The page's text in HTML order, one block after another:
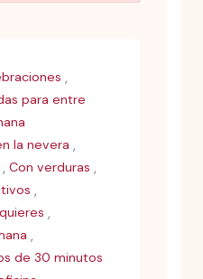
,
para entre
la nevera ,
, Con verduras ,
,
,
,
de 30 minutos